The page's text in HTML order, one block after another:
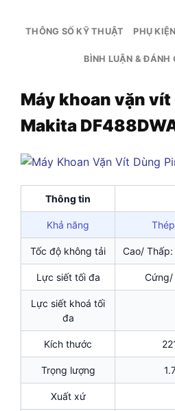
THÔNG SỐ KỸ THUẬT PHỤ
BÌNH LUẬN & ĐÁNH
Máy khoan vặn
Makita
Thông tin
Khả năng
Tốc độ không tải Cao/
Lực siết tối đa Cứng/
Lực siết khoá tối
đa
Kích thước
Trọng lượng
Xuất xứ